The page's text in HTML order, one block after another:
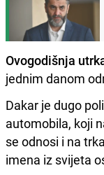
Ovogodišnja
jednim danom
Dakar je dugo
automobila, koji
se odnosi i na
imena iz svijeta